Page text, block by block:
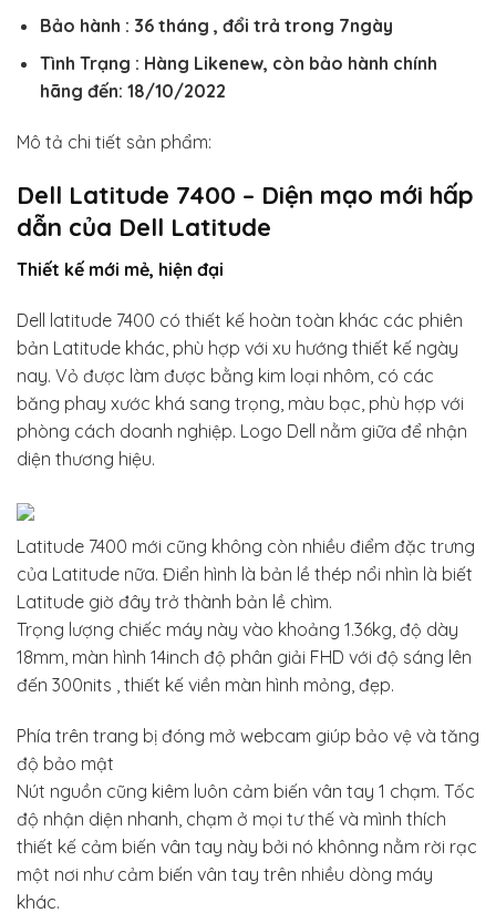
Bảo hành : 36 tháng , đổi trả trong 7ngày
Tình Trạng : Hàng Likenew, còn bảo hành chính
hãng đến: 18/10/2022
Mô tả chi tiết sản phẩm:
Dell Latitude 7400 – Diện mạo mới hấp
dẫn của Dell Latitude
Thiết kế mới mẻ, hiện đại
Dell latitude 7400 có thiết kế hoàn toàn khác các phiên
bản Latitude khác, phù hợp với xu hướng thiết kế ngày
nay. Vỏ được làm được bằng kim loại nhôm, có các
băng phay xước khá sang trọng, màu bạc, phù hợp với
phòng cách doanh nghiệp. Logo Dell nằm giữa để nhận
diện thương hiệu.
Latitude 7400 mới cũng không còn nhiều điểm đặc trưng
của Latitude nữa. Điển hình là bản lề thép nổi nhìn là biết
Latitude giờ đây trở thành bản lề chìm.
Trọng lượng chiếc máy này vào khoảng 1.36kg, độ dày
18mm, màn hình 14inch độ phân giải FHD với độ sáng lên
đến 300nits , thiết kế viền màn hình mỏng, đẹp.
Phía trên trang bị đóng mở webcam giúp bảo vệ và tăng
độ bảo mật
Nút nguồn cũng kiêm luôn cảm biến vân tay 1 chạm. Tốc
độ nhận diện nhanh, chạm ở mọi tư thế và mình thích
thiết kế cảm biến vân tay này bởi nó khônng nằm rời rạc
một nơi như cảm biến vân tay trên nhiều dòng máy
khác.